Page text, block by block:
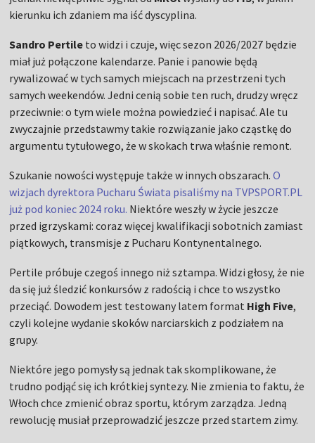
kierunku ich zdaniem ma iść dyscyplina.
Sandro Pertile to widzi i czuje, więc sezon 2026/2027 będzie
miał już połączone kalendarze. Panie i panowie będą
rywalizować w tych samych miejscach na przestrzeni tych
samych weekendów. Jedni cenią sobie ten ruch, drudzy wręcz
przeciwnie: o tym wiele można powiedzieć i napisać. Ale tu
zwyczajnie przedstawmy takie rozwiązanie jako cząstkę do
argumentu tytułowego, że w skokach trwa właśnie remont.
Szukanie nowości występuje także w innych obszarach.O
wizjach dyrektora Pucharu Świata pisaliśmy na TVPSPORT.PL
już pod koniec 2024 roku. Niektóre weszły w życie jeszcze
przed igrzyskami: coraz więcej kwalifikacji sobotnich zamiast
piątkowych, transmisje z Pucharu Kontynentalnego.
Pertile próbuje czegoś innego niż sztampa. Widzi głosy, że nie
da się już śledzić konkursów z radością i chce to wszystko
przeciąć. Dowodem jest testowany latem format High Five,
czyli kolejne wydanie skoków narciarskich z podziałem na
grupy.
Niektóre jego pomysły są jednak tak skomplikowane, że
trudno podjąć się ich krótkiej syntezy. Nie zmienia to faktu, że
Włoch chce zmienić obraz sportu, którym zarządza. Jedną
rewolucję musiał przeprowadzić jeszcze przed startem zimy.